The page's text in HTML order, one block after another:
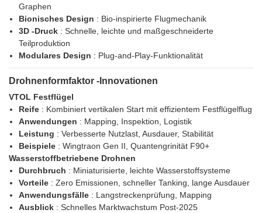
Graphen
Bionisches Design : Bio-inspirierte Flugmechanik
3D -Druck : Schnelle, leichte und maßgeschneiderte
Teilproduktion
Modulares Design : Plug-and-Play-Funktionalität
Drohnenformfaktor -Innovationen
VTOL Festflügel
Reife : Kombiniert vertikalen Start mit effizientem Festflügelflug
Anwendungen : Mapping, Inspektion, Logistik
Leistung : Verbesserte Nutzlast, Ausdauer, Stabilität
Beispiele : Wingtraon Gen II, Quantengrinität F90+
Wasserstoffbetriebene Drohnen
Durchbruch : Miniaturisierte, leichte Wasserstoffsysteme
Vorteile : Zero Emissionen, schneller Tanking, lange Ausdauer
Anwendungsfälle : Langstreckenprüfung, Mapping
Ausblick : Schnelles Marktwachstum Post-2025